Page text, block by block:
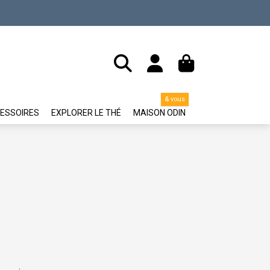
EXPLORER LE THÉ MAISON ODIN
& vous